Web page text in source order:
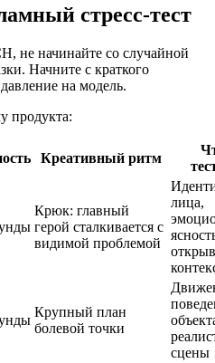
стресс-тест
не начинайте со случайной
Начните с краткого
на модель.
продукта:
Креативный ритм
Крюк: главный
герой сталкивается с
видимой проблемой
лица,
Крупный план
болевой точки
сцены